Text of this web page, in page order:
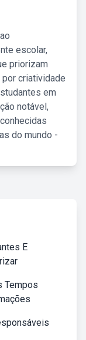
escolar,
priorizam
criatividade
em
notável,
do mundo -
E
Tempos